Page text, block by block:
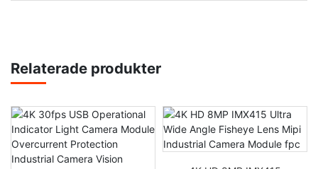
Relaterade produkter